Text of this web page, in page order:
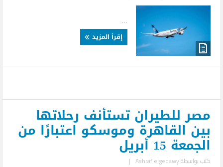
إقرأ المزيد
مصر للطيران تستأنف رحلاتها
بين القاهرة وموسكو اعتبارًا من
الجمعة 15 أبريل
كتب بواسطةAshraf elgedawy
|